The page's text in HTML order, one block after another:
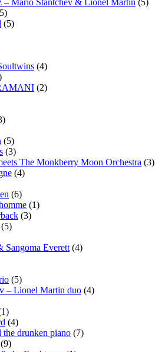
– Mario Stantchev & Lionel Martin (5)
(5)
(4)
(2)
(5)
(3)
The Monkberry Moon Orchestra (3)
(4)
(6)
(1)
(3)
(5)
Everett (4)
(5)
– Lionel Martin duo (4)
(4)
the drunken piano (7)
(9)